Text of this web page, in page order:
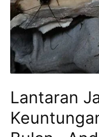
Lantaran